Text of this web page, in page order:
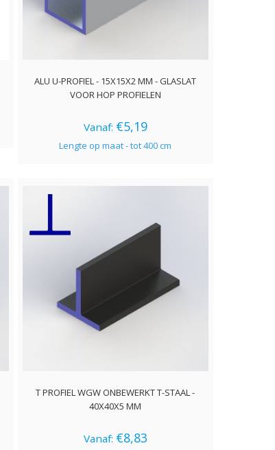
ALU U-PROFIEL - 15X15X2 MM - GLASLAT
VOOR HOP PROFIELEN
Vanaf: €5,19
Lengte op maat - tot 400 cm
T PROFIEL WGW ONBEWERKT T-STAAL -
40X40X5 MM
Vanaf: €8,83